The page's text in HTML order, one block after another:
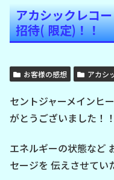
アカシックレコ
招待( 限定)！！
お客様の感想 アカシ
セントジャーメインヒ
がとうございました！！
エネルギーの状態など
セージを 伝えさせてい